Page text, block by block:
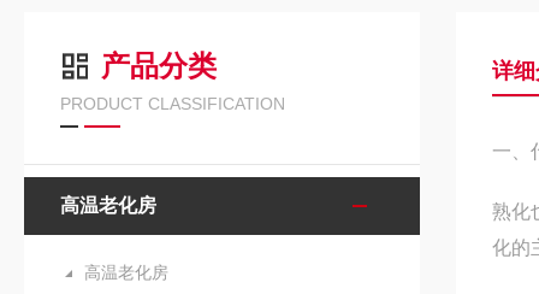
产品分类
PRODUCT CLASSIFICATION
高温老化房
高温老化房
详
一、
熟化
化的